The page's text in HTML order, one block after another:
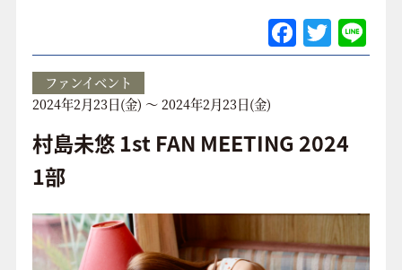
アクセス
協賛企業 / 運営会社
お問い合わせ
FAQ
F
a
b
k
T
w
ファンイベント
2024年2月23日(金) ～ 2024年2月23日(金)
村島未悠 1st FAN MEETING 2024
1部